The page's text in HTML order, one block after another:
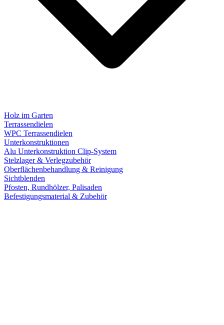
Holz im Garten
Terrassendielen
WPC Terrassendielen
Unterkonstruktionen
Alu Unterkonstruktion Clip-System
Stelzlager & Verlegzubehör
Oberflächenbehandlung & Reinigung
Sichtblenden
Pfosten, Rundhölzer, Palisaden
Befestigungsmaterial & Zubehör